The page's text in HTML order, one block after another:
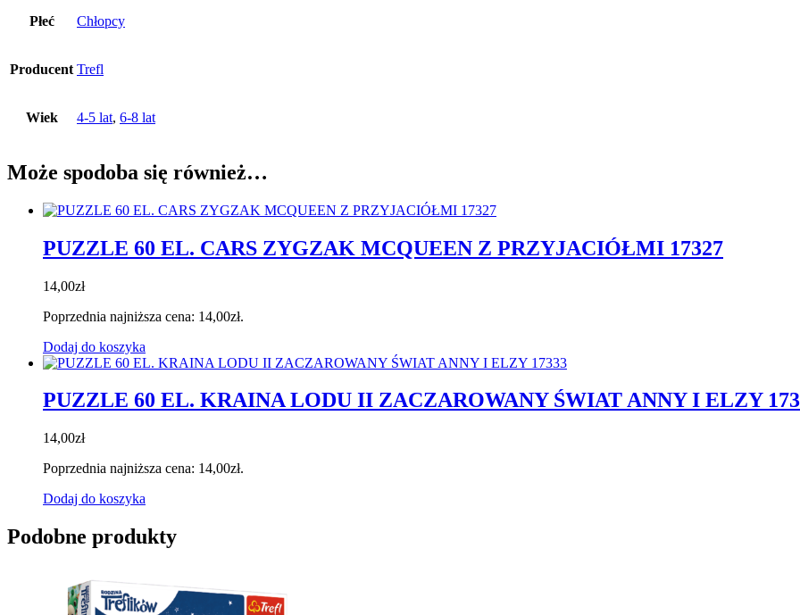
Płeć Chłopcy
Producent Trefl
Wiek 4-5 lat, 6-8 lat
Może spodoba się również…
PUZZLE 60 EL. CARS ZYGZAK MCQUEEN Z PRZYJACIÓŁMI 17327
14,00zł
Poprzednia najniższa cena: 14,00zł.
Dodaj do koszyka
PUZZLE 60 EL. KRAINA LODU II ZACZAROWANY ŚWIAT ANNY I ELZY
14,00zł
Poprzednia najniższa cena: 14,00zł.
Dodaj do koszyka
Podobne produkty